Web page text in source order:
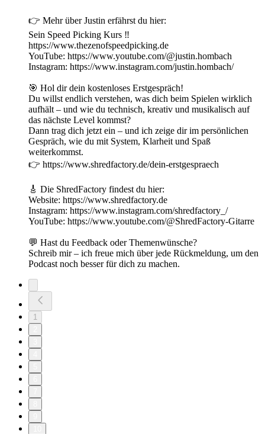
👉 Mehr über Justin erfährst du hier:
Sein Speed Picking Kurs ‼️
https://www.thezenofspeedpicking.de
YouTube: https://www.youtube.com/@justin.hombach
Instagram: https://www.instagram.com/justin.hombach/
🎯 Hol dir dein kostenloses Erstgespräch!
Du willst endlich verstehen, was dich beim Spielen wirklich
aufhält – und wie du technisch, kreativ und musikalisch auf
das nächste Level kommst?
Dann trag dich jetzt ein – und ich zeige dir im persönlichen
Gespräch, wie du mit System, Klarheit und Spaß
weiterkommst.
👉 ⁠https://www.shredfactory.de/dein-erstgespraech⁠
🎸 Die ShredFactory findest du hier:
Website: ⁠https://www.shredfactory.de⁠
Instagram: ⁠https://www.instagram.com/shredfactory_/⁠
YouTube: ⁠https://www.youtube.com/@ShredFactory-Gitarre⁠
💬 Hast du Feedback oder Themenwünsche?
Schreib mir – ich freue mich über jede Rückmeldung, um den
Podcast noch besser für dich zu machen.
1